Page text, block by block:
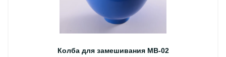
Колба для замешивания MB-02